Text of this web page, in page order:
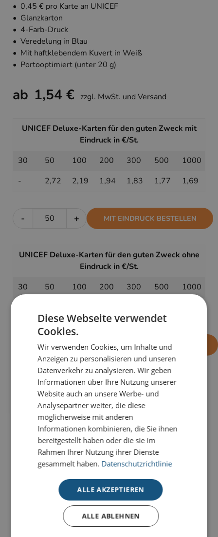
• 0,45 € pro Karte an UNICEF
• Glanzkarton
• 4-Farb-Druck
• Veredelung in Blau
• Mit haftklebendem Kuvert in Weiß
• Portooptimiert (unter 20 g)
ab 1,54 € zzgl. MwSt. und Versand
UNICEF Deluxe-Karten für den guten Zweck mit
Eindruck in €/St.
30
50 100 200 300 500
1000
-
2,72 2,19 1,94 1,83 1,77 1,69
- + MIT EINDRUCK BESTELLEN
UNICEF Deluxe-Karten für den guten Zweck ohne
Eindruck in €/St.
30
50 100 200 300 500
1000
+ OHNE EINDRUCK BESTELLEN
PRODUKTDETAILS
Zeigen Sie Verbundenheit zum Fest: Versenden Sie
mit der weihnachtlichen Grußkarte
Signal der Gemeinschaft und wünschen Sie Partnern
wie Kunden ein erfolgreiches neues Jahr – Hand in
Unsere Deluxe-Weihnachtskarten für den guten
Zweck stehen für hochwertige
Weihnachtskommunikation mit Herz. Stilvolle
Veredelungen, modernes Design und hochwertige
Materialien machen jede Karte zu einem besonderen
Diese Webseite verwendet
Cookies.
Wir verwenden Cookies, um Inhalte und
Anzeigen zu personalisieren und unseren
Datenverkehr zu analysieren. Wir geben
Informationen über Ihre Nutzung unserer
Website auch an unsere Werbe- und
Analysepartner weiter, die diese
möglicherweise mit anderen
Informationen kombinieren, die Sie ihnen
bereitgestellt haben oder die sie im
Rahmen Ihrer Nutzung ihrer Dienste
gesammelt haben. Datenschutzrichtlinie
ALLE AKZEPTIEREN
ALLE ABLEHNEN